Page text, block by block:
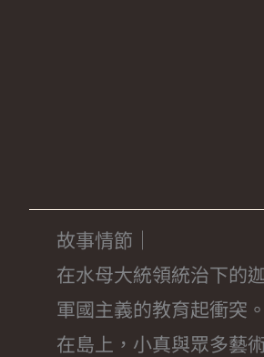
故事情節｜
在水母大統領統治下的
軍國主義的教育起衝突
在島上，小真與眾多藝